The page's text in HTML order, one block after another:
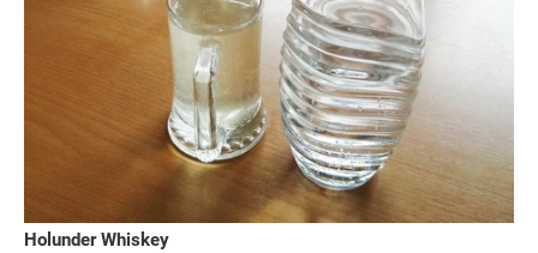
Holunder Whiskey